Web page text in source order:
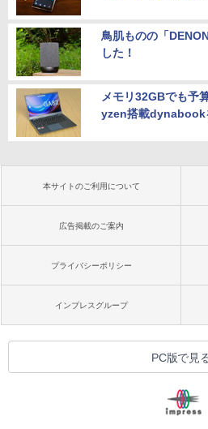
鳥肌ものの「
した！
メモリ32GBでも予
yzen搭載dynabook
本サイトのご利用について
広告掲載のご案内
プライバシーポリシー
インプレスグループ
PC版で見